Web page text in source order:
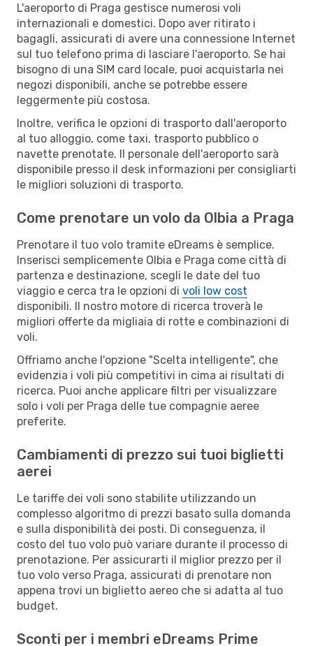
L'aeroporto di Praga gestisce numerosi voli
internazionali e domestici. Dopo aver ritirato i
bagagli, assicurati di avere una connessione Internet
sul tuo telefono prima di lasciare l'aeroporto. Se hai
bisogno di una SIM card locale, puoi acquistarla nei
negozi disponibili, anche se potrebbe essere
leggermente più costosa.
Inoltre, verifica le opzioni di trasporto dall'aeroporto
al tuo alloggio, come taxi, trasporto pubblico o
navette prenotate. Il personale dell'aeroporto sarà
disponibile presso il desk informazioni per consigliarti
le migliori soluzioni di trasporto.
Come prenotare un volo da Olbia a Praga
Prenotare il tuo volo tramite eDreams è semplice.
Inserisci semplicemente Olbia e Praga come città di
partenza e destinazione, scegli le date del tuo
viaggio e cerca tra le opzioni di voli low cost
disponibili. Il nostro motore di ricerca troverà le
migliori offerte da migliaia di rotte e combinazioni di
voli.
Offriamo anche l'opzione "Scelta intelligente", che
evidenzia i voli più competitivi in cima ai risultati di
ricerca. Puoi anche applicare filtri per visualizzare
solo i voli per Praga delle tue compagnie aeree
preferite.
Cambiamenti di prezzo sui tuoi biglietti
aerei
Le tariffe dei voli sono stabilite utilizzando un
complesso algoritmo di prezzi basato sulla domanda
e sulla disponibilità dei posti. Di conseguenza, il
costo del tuo volo può variare durante il processo di
prenotazione. Per assicurarti il miglior prezzo per il
tuo volo verso Praga, assicurati di prenotare non
appena trovi un biglietto aereo che si adatta al tuo
budget.
Sconti per i membri eDreams Prime